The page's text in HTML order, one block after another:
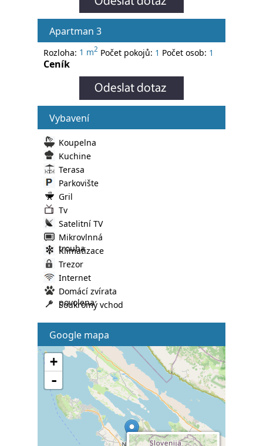
Apartman 3
Rozloha: 1 m2 Počet pokojů: 1 Počet osob: 1
Ceník
Vybavení
Koupelna
Kuchine
Terasa
Parkovište
Gril
Tv
Satelitní TV
Mikrovlnná
trouba
Klimatizace
Trezor
Internet
Domácí zvírata
povolena
Soukromý vchod
Google mapa